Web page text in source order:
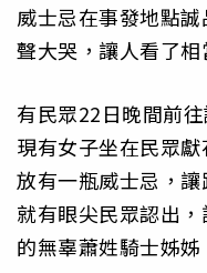
威士忌在事發地點
聲大哭，讓人看了相
有民眾22日晚間前
現有女子坐在民眾
放有一瓶威士忌，
就有眼尖民眾認出
的無辜蕭姓騎士姊姊